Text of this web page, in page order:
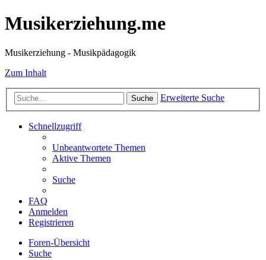
Musikerziehung.me
Musikerziehung - Musikpädagogik
Zum Inhalt
Suche Erweiterte Suche
Schnellzugriff
Unbeantwortete Themen
Aktive Themen
Suche
FAQ
Anmelden
Registrieren
Foren-Übersicht
Suche